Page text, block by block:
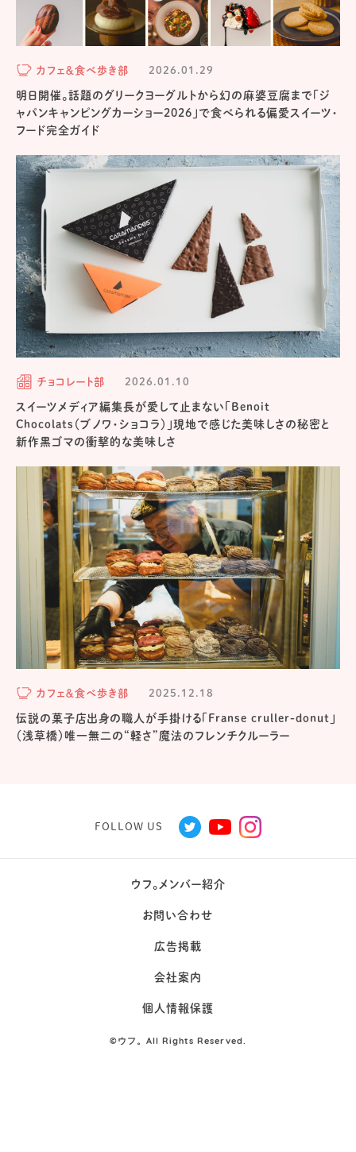
カフェ＆食べ歩き部 2026.01.29
明日開催。話題のグリークヨーグルトから幻の麻婆豆腐まで「ジ
ャパンキャンピングカーショー2026」で食べられる偏愛スイーツ・
フード完全ガイド
チョコレート部 2026.01.10
スイーツメディア編集長が愛して止まない「Benoit
Chocolats（ブノワ・ショコラ）」現地で感じた美味しさの秘密と
新作黒ゴマの衝撃的な美味しさ
カフェ＆食べ歩き部 2025.12.18
伝説の菓子店出身の職人が手掛ける「Franse cruller-donut」
（浅草橋）唯一無二の“軽さ”魔法のフレンチクルーラー
FOLLOW US
ウフ。メンバー紹介
お問い合わせ
広告掲載
会社案内
個人情報保護
©ウフ。All Rights Reserved.